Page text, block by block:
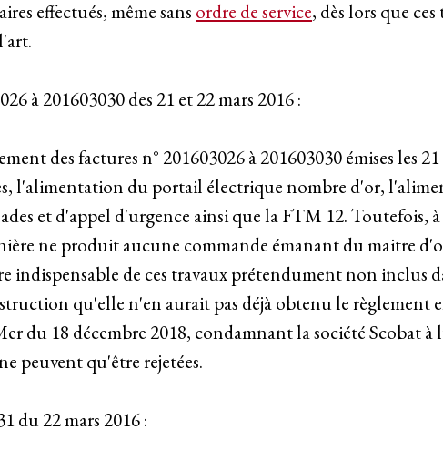
effectués, même sans ordre de service, dès lors que
à 201603030 des 21 et 22 mars 2016 :
des factures n° 201603026 à 201603030 émises les
l'alimentation du portail électrique nombre d'or,
et d'appel d'urgence ainsi que la FTM 12. Toutefois,
ne produit aucune commande émanant du maitre
indispensable de ces travaux prétendument non inclus
qu'elle n'en aurait pas déjà obtenu le règlement
du 18 décembre 2018, condamnant la société Scobat à
peuvent qu'être rejetées.
du 22 mars 2016 :